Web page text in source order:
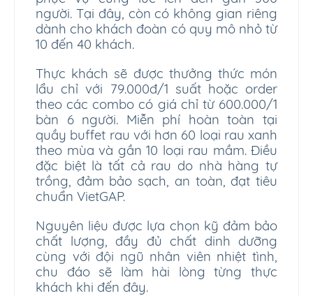
người. Tại đây, còn có không gian riêng
dành cho khách đoàn có quy mô nhỏ từ
10 đến 40 khách.
Thực khách sẽ được thưởng thức món
lẩu chỉ với 79.000đ/1 suất hoặc order
theo các combo có giá chỉ từ 600.000/1
bàn 6 người. Miễn phí hoàn toàn tại
quầy buffet rau với hơn 60 loại rau xanh
theo mùa và gần 10 loại rau mầm. Điều
đặc biệt là tất cả rau do nhà hàng tự
trồng, đảm bảo sạch, an toàn, đạt tiêu
chuẩn VietGAP.
Nguyên liệu được lựa chọn kỹ đảm bảo
chất lượng, đầy đủ chất dinh dưỡng
cùng với đội ngũ nhân viên nhiệt tình,
chu đáo sẽ làm hài lòng từng thực
khách khi đến đây.